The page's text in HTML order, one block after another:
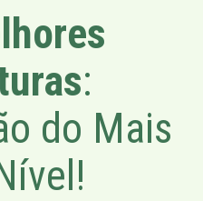
:
do Mais